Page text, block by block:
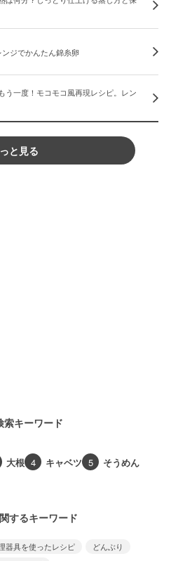
ジでかんたん錦糸卵
う一度！モコモコ風再現レシピ。レン
と見る
索キーワード
大根 4 キャベツ 5 そうめん
するキーワード
器具を使ったレシピ
どんぶり